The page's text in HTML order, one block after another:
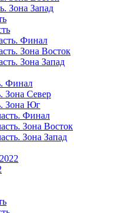
Зона Запад
Финал
Зона Восток
Зона Запад
Финал
Зона Север
Зона Юг
Финал
Зона Восток
Зона Запад